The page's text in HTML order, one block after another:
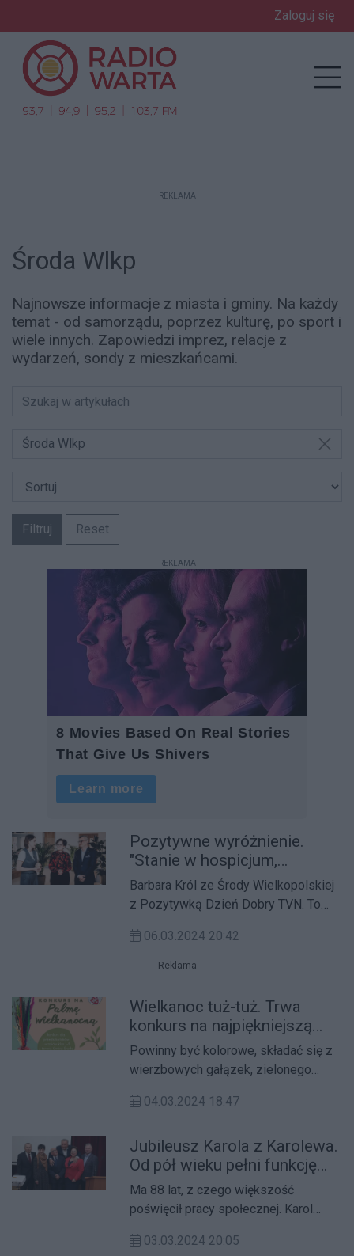
Zaloguj się
REKLAMA
Środa Wlkp
Najnowsze informacje z miasta i gminy. Na każdy
temat - od samorządu, poprzez kulturę, po sport i
wiele innych. Zapowiedzi imprez, relacje z
wydarzeń, sondy z mieszkańcami.
Środa Wlkp
Filtruj Reset
REKLAMA
Pozytywne wyróżnienie.
"Stanie w hospicjum,
szykujemy gablotę"
Barbara Król ze Środy Wielkopolskiej
z Pozytywką Dzień Dobry TVN. To
energią, pasją i optymizmem zarażają
innych.
06.03.2024 20:42
Reklama
Wielkanoc tuż-tuż. Trwa
konkurs na najpiękniejszą
palmę
Powinny być kolorowe, składać się z
wierzbowych gałązek, zielonego
Palmy wielkanocne są przedmiotem
Urząd Miejski w Środzie
Wielkopolskiej.
04.03.2024 18:47
Jubileusz Karola z Karolewa.
Od pół wieku pełni funkcję
sołtysa
Ma 88 lat, z czego większość
poświęcił pracy społecznej. Karol
obchodzi 50-lecie sołtysowania.
03.03.2024 20:05